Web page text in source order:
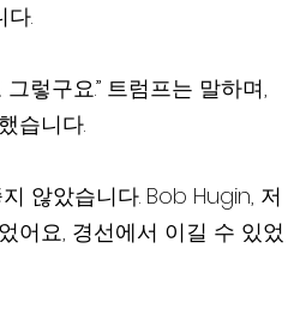
다.
습니다.
않았습니다. Bob Hugin, 저
어요, 경선에서 이길 수 있었